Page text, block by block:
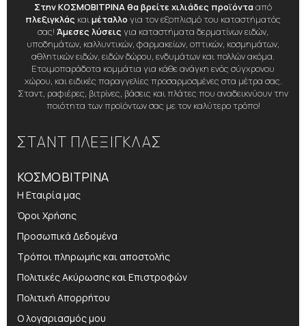
Στην ΚΟΣΜΟΒΙΤΡΙΝΑ θα βρείτε χιλιάδες προϊόντααπό
πλεξιγκλάς καιμέταλλο για τον εξοπλισμό του καταστήματός
σας! Άμεσες λύσεις για καταστήματα δερματίνων ειδών,
υποδημάτων, καλλυντικών, φαρμακείων, οπτικών, κοσμημάτων,
αθλητικών ειδών, ειδών δώρου, ενδυμάτων και πολλών ακόμα.
Ετοιμοπαράδοτα κομμάτια για κάθε ανάγκη ενός σύγχρονου
χώρου, και ειδικές παραγγελίες προσαρμοσμένες στα μέτρα σας.
Σταντ, ραφιέρες, βιτρίνες, βάσεις και πλάτες που αναδεικνύουν την
ποιότητα των προϊόντων σας με τον καλύτερο τρόπο!
ΣΤΑΝΤ ΠΛΕΞΙΓΚΛΑΣ
ΚΟΣΜΟΒΙΤΡΙΝΑ
Η Εταιρία μας
Όροι Χρήσης
Προσωπικά Δεδομένα
Τρόποι πληρωμής και αποστολής
Πολιτικές Ακύρωσης και Επιστροφών
Πολιτική Απορρήτου
Ο λογαριασμός μου